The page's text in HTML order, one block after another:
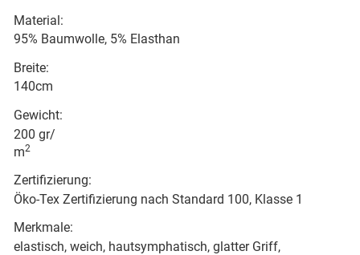
Material:
95% Baumwolle, 5% Elasthan
Breite:
140cm
Gewicht:
200 gr/
m2
Zertifizierung:
Öko-Tex Zertifizierung nach Standard 100, Klasse 1
Merkmale:
elastisch, weich, hautsymphatisch, glatter Griff,